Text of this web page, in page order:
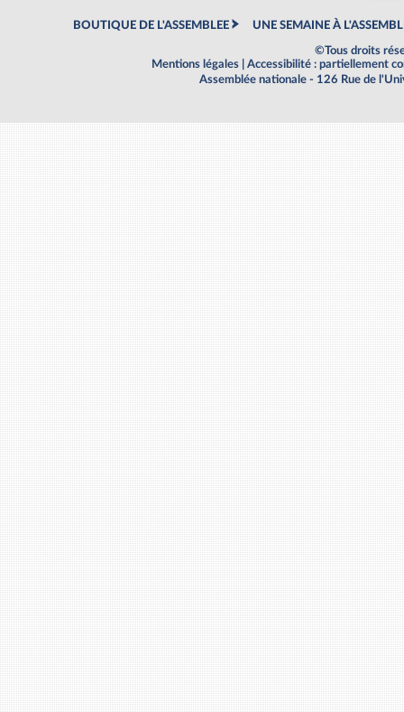
BOUTIQUE DE L'ASSEMBLEE UNE SEMAINE À
©Tous droits
Mentions légales
Accessibilité : partiellement
Assemblée nationale - 126 Rue de